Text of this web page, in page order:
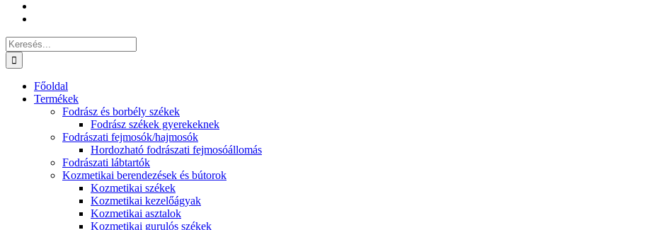
Keresés...
Főoldal
Termékek
Fodrász és borbély székek
Fodrász székek gyerekeknek
Fodrászati fejmosók/hajmosók
Hordozható fodrászati fejmosóállomás
Fodrászati lábtartók
Kozmetikai berendezések és bútorok
Kozmetikai székek
Kozmetikai kezelőágyak
Kozmetikai asztalok
Kozmetikai gurulós székek